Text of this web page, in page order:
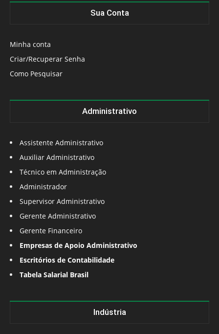
Sua Conta
Minha conta
Criar/Recuperar Senha
Como Pesquisar
Administrativo
Assistente Administrativo
Auxiliar Administrativo
Técnico em Administração
Administrador
Supervisor Administrativo
Gerente Administrativo
Gerente Financeiro
Empresas de Apoio Administrativo
Escritórios de Contabilidade
Tabela Salarial Brasil
Indústria